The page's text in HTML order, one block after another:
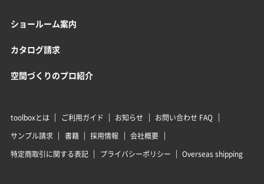
ショールーム案内
カタログ請求
空間づくりのプロ紹介
toolboxとは ご利用ガイド お知らせ
お問い合わせ FAQ
サンプル請求
書籍 採用情報
会社概要
特定商取引に関する表記
プライバシーポリシー Overseas shipping